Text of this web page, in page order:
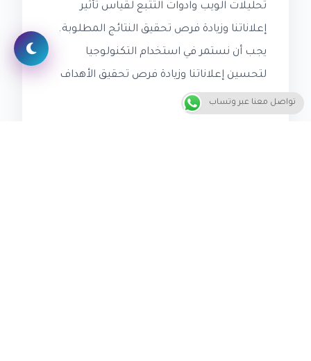
تحليلات الويب وادوات التتبع لقياس تأثير
إعلاناتنا وزيادة فرص تحقيق النتائج المطلوبة.
يجب أن نستمر في استخدام التكنولوجيا
لتحسين إعلاناتنا وزيادة فرص تحقيق الأهداف
المطلوبة.
تواصل معنا عبر وتساب